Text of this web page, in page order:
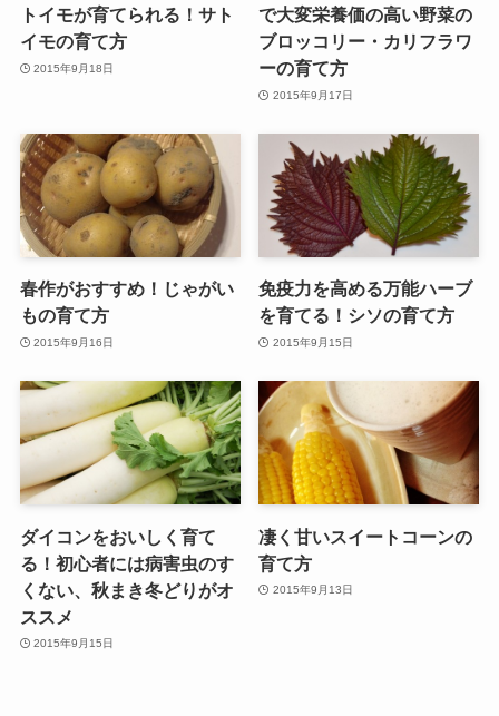
トイモが育てられる！サト
イモの育て方
2015年9月18日
で大変栄養価の高い野菜の
ブロッコリー・カリフラワ
ーの育て方
2015年9月17日
春作がおすすめ！じゃがい
もの育て方
2015年9月16日
免疫力を高める万能ハーブ
を育てる！シソの育て方
2015年9月15日
ダイコンをおいしく育て
る！初心者には病害虫のす
くない、秋まき冬どりがオ
ススメ
2015年9月15日
凄く甘いスイートコーンの
育て方
2015年9月13日